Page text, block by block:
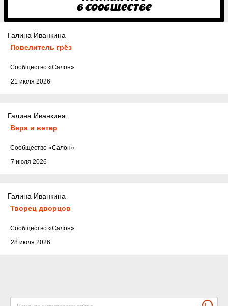
Галина Иванкина
Повелитель грёз
21 июля 2026
Cообщество «Салон»
Галина Иванкина
Вера и ветер
7 июля 2026
Cообщество «Салон»
Галина Иванкина
Творец дворцов
28 июля 2026
Cообщество «Салон»